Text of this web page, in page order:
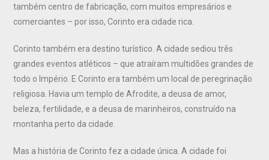
também centro de fabricação, com muitos empresários e
comerciantes – por isso, Corinto era cidade rica.
Corinto também era destino turístico. A cidade sediou três
grandes eventos atléticos – que atraíram multidões grandes de
todo o Império. E Corinto era também um local de peregrinação
religiosa. Havia um templo de Afrodite, a deusa de amor,
beleza, fertilidade, e a deusa de marinheiros, construído na
montanha perto da cidade.
Mas a história de Corinto fez a cidade única. A cidade foi